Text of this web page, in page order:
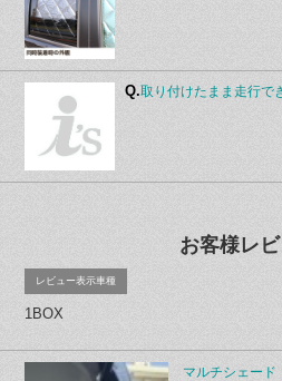
Q.取り付けたまま走行で
お客様レ
レビュー表示車種
1BOX
マルチシェー